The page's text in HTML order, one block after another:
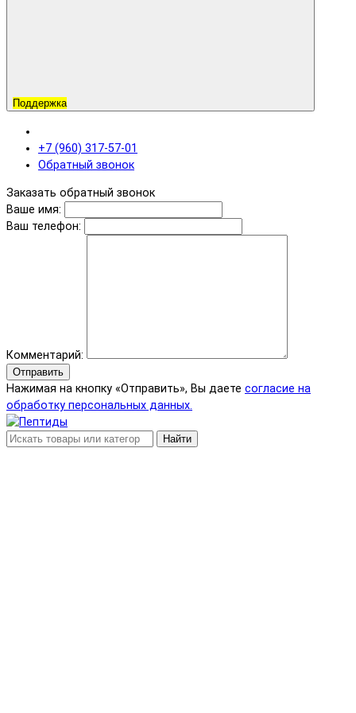
Поддержка
+7 (960) 317-57-01
Обратный звонок
Заказать обратный звонок
Ваше имя:
Ваш телефон:
Комментарий:
Отправить
Нажимая на кнопку «Отправить», Вы даете согласие на
обработку персональных данных.
Найти